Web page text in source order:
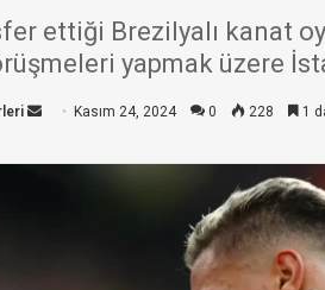
ettiği Brezilyalı kanat
yapmak üzere
Bir
posta
Kasım 24, 2024 0 228 1